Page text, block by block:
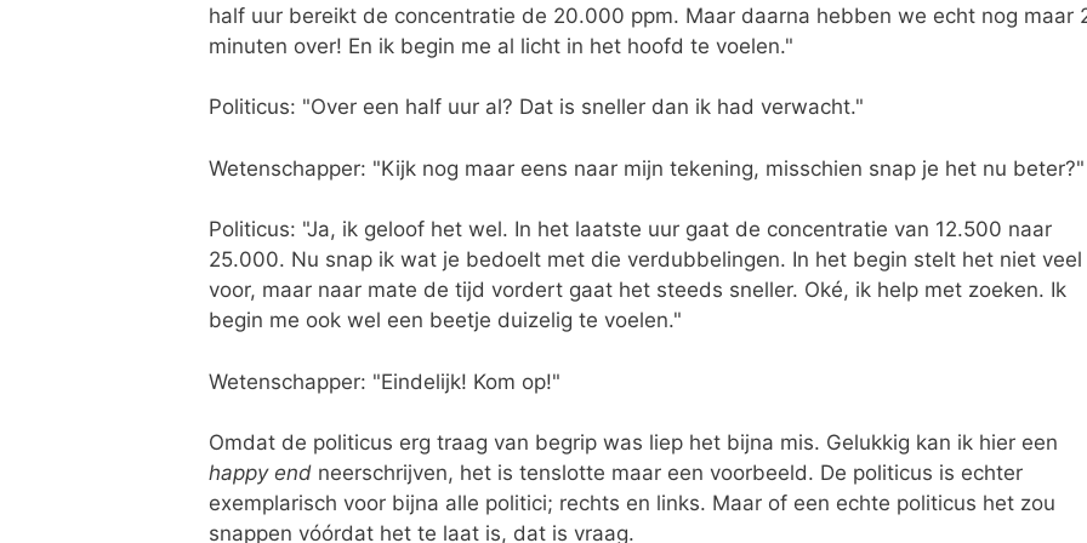
half uur bereikt de concentratie de 20.000 ppm. Maar daarna hebben we echt nog maar
minuten over! En ik begin me al licht in het hoofd te voelen."
Politicus: "Over een half uur al? Dat is sneller dan ik had verwacht."
Wetenschapper: "Kijk nog maar eens naar mijn tekening, misschien snap je het nu beter?"
Politicus: "Ja, ik geloof het wel. In het laatste uur gaat de concentratie van 12.500 naar
25.000. Nu snap ik wat je bedoelt met die verdubbelingen. In het begin stelt het niet veel
voor, maar naar mate de tijd vordert gaat het steeds sneller. Oké, ik help met zoeken. Ik
begin me ook wel een beetje duizelig te voelen."
Wetenschapper: "Eindelijk! Kom op!"
Omdat de politicus erg traag van begrip was liep het bijna mis. Gelukkig kan ik hier een
happy end neerschrijven, het is tenslotte maar een voorbeeld. De politicus is echter
exemplarisch voor bijna alle politici; rechts en links. Maar of een echte politicus het zou
snappen vóórdat het te laat is, dat is vraag.